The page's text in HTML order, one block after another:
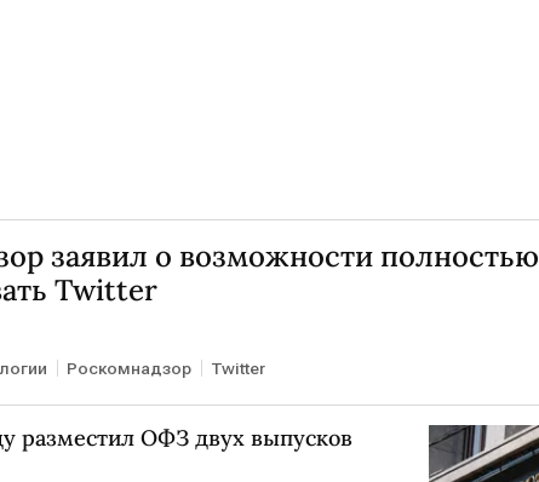
заявил о возможности полностью
Twitter
Роскомнадзор Twitter
разместил ОФЗ двух выпусков